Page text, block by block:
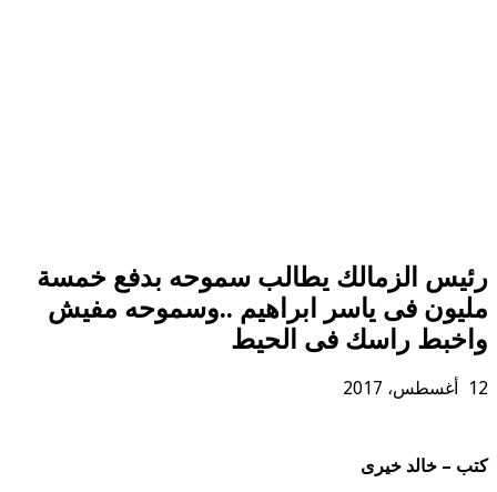
رئيس الزمالك يطالب سموحه بدفع خمسة
مليون فى ياسر ابراهيم ..وسموحه مفيش
واخبط راسك فى الحيط
12 أغسطس، 2017
كتب – خالد خيرى